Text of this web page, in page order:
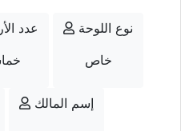
عدد
نوع اللوحة
خاص
إسم المالك